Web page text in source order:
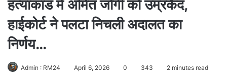
हत्याकांड में अमित जोगी को उम्रकैद,
हाईकोर्ट ने पलटा निचली अदालत का
निर्णय…
Admin : RM24 April 6, 2026 0 343 2 minutes read